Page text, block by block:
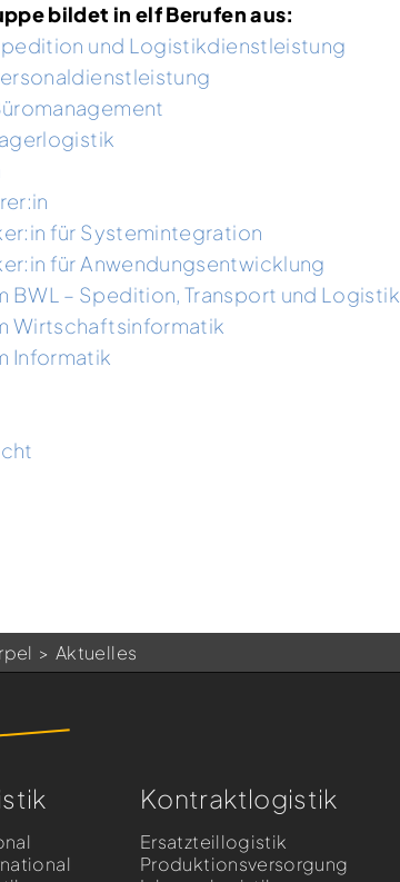
Aktuelles
bildet in elf Berufen aus:
und Logistikdienstleistung
für Systemintegration
für Anwendungsentwicklung
BWL – Spedition, Transport und Logistik
Wirtschaftsinformatik
Informatik
Kontraktlogistik
Ersatzteillogistik
Produktionsversorgung